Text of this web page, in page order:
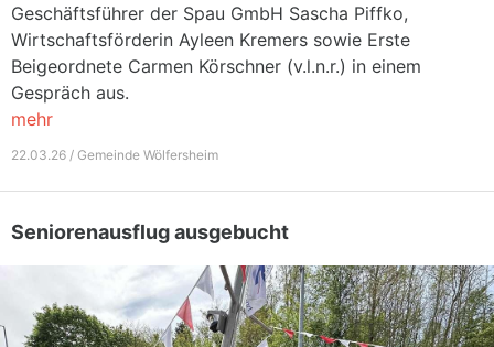
Geschäftsführer der Spau GmbH Sascha Piffko,
Wirtschaftsförderin Ayleen Kremers sowie Erste
Beigeordnete Carmen Körschner (v.l.n.r.) in einem
Gespräch aus.
mehr
22.03.26 / Gemeinde Wölfersheim
Seniorenausflug ausgebucht